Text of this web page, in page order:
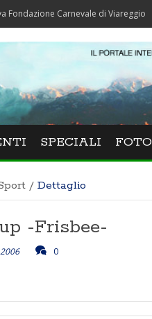
Carnevale di Viareggio
SPECIALI FOTO
/ Dettaglio
-Frisbee-
0